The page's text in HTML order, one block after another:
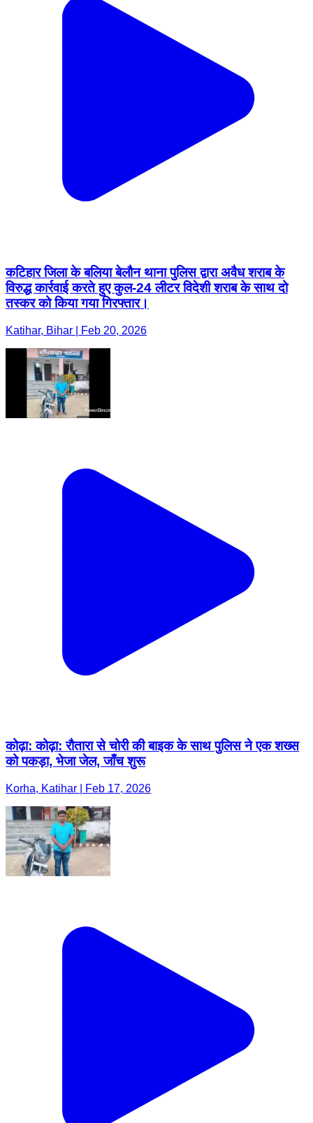
कटिहार जिला के बलिया बेलौन थाना पुलिस द्वारा अवैध शराब के
विरुद्ध कार्रवाई करते हुए कुल-24 लीटर विदेशी शराब के साथ दो
तस्कर को किया गया गिरफ्तार।
Katihar, Bihar | Feb 20, 2026
कोढ़ा: कोढ़ा: रौतारा से चोरी की बाइक के साथ पुलिस ने एक शख्स
को पकड़ा, भेजा जेल, जाँच शुरू
Korha, Katihar | Feb 17, 2026